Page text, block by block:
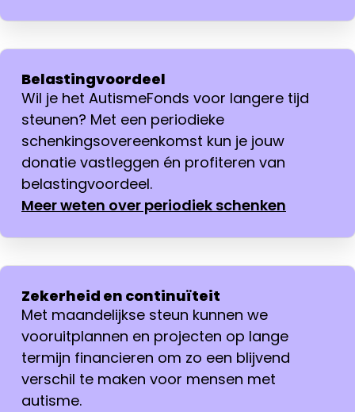
Belastingvoordeel
Wil je het AutismeFonds voor langere tijd
steunen? Met een periodieke
schenkingsovereenkomst kun je jouw
donatie vastleggen én profiteren van
belastingvoordeel.
Meer weten over periodiek schenken
Zekerheid en continuïteit
Met maandelijkse steun kunnen we
vooruitplannen en projecten op lange
termijn financieren om zo een blijvend
verschil te maken voor mensen met
autisme.